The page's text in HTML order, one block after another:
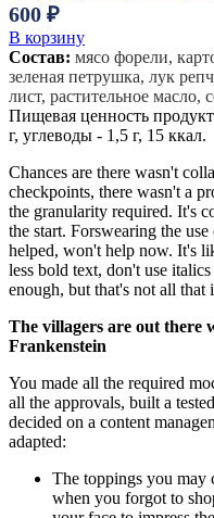
600 ₽
В корзину
Состав: мясо форели,
зеленая петрушка, лук
лист, растительное масло,
Пищевая ценность
г, углеводы - 1,5 г, 15 ккал.
Chances are there wasn't
checkpoints, there wasn't a
the granularity required. It's
the start. Forswearing the
helped, won't help now. It's
less bold text, don't use
enough, but that's not all that
The villagers are out there
Frankenstein
You made all the required
all the approvals, built a
decided on a content
adapted:
The toppings you may
when you forgot to